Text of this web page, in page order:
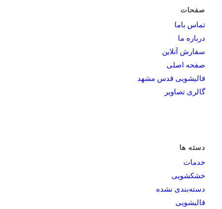
صفحات
تماس باما
درباره ما
سفارش آنلاین
صفحه اصلی
قالیشویی قدس مشهد
گالری تصاویر
دسته ها
خدمات
خشکشویی
دسته‌بندی نشده
قالیشویی